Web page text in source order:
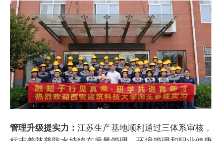
管理升级提实力： 江苏生产基地顺利通过三体系审核，